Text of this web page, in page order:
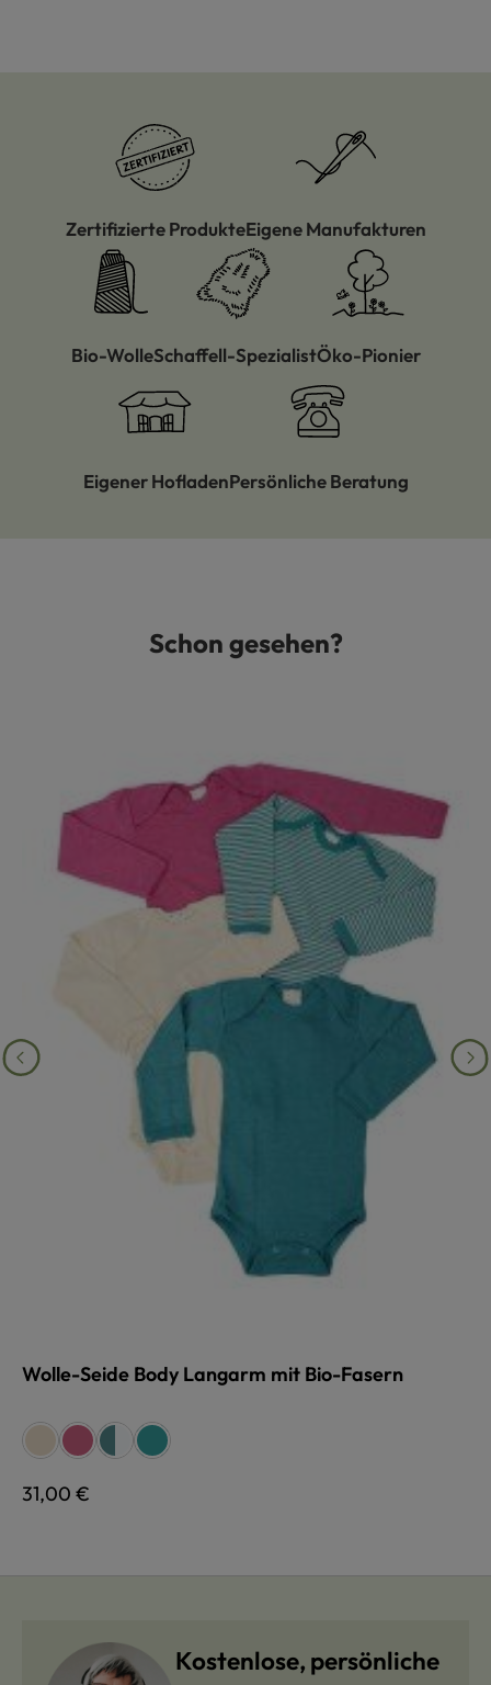
Zertifizierte ProdukteEigene Manufakturen
Bio-WolleSchaffell-SpezialistÖko-Pionier
Eigener HofladenPersönliche Beratung
Produktgalerie überspringenSchon gesehen?
Wolle-Seide Body Langarm mit Bio-Fasern
Farbe auswählen
naturweißfuchsiatürkis/natur
türkis/natur
türkis
Regulärer Preis:
31,00 €
Kostenlose, persönliche